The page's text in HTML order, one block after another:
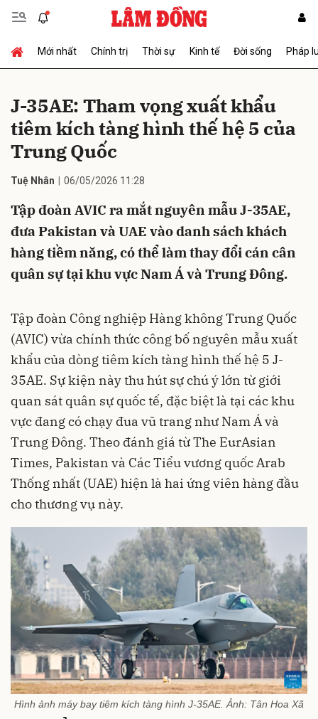
Mới nhất Chính trị Thời sự Kinh tế Đời sống Pháp
J-35AE: Tham vọng xuất khẩu
tiêm kích tàng hình thế hệ 5 của
Trung Quốc
Tuệ Nhân 06/05/2026 11:28
Tập đoàn AVIC ra mắt nguyên mẫu J-35AE,
đưa Pakistan và UAE vào danh sách khách
hàng tiềm năng, có thể làm thay đổi cán cân
quân sự tại khu vực Nam Á và Trung Đông.
Tập đoàn Công nghiệp Hàng không Trung Quốc
(AVIC) vừa chính thức công bố nguyên mẫu xuất
khẩu của dòng tiêm kích tàng hình thế hệ 5 J-
35AE. Sự kiện này thu hút sự chú ý lớn từ giới
quan sát quân sự quốc tế, đặc biệt là tại các khu
vực đang có chạy đua vũ trang như Nam Á và
Trung Đông. Theo đánh giá từ The EurAsian
Times, Pakistan và Các Tiểu vương quốc Arab
Thống nhất (UAE) hiện là hai ứng viên hàng đầu
cho thương vụ này.
Hình ảnh máy bay tiêm kích tàng hình J-35AE. Ảnh: Tân Hoa Xã
Gửi bình luận
Hủy Gửi